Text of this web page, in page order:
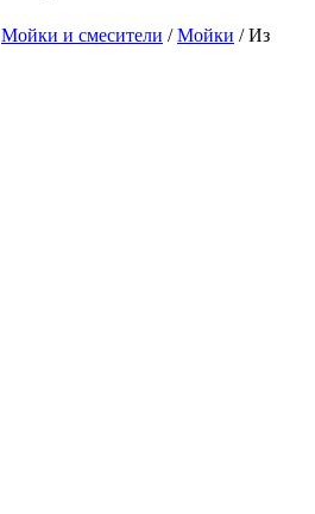
Мойки и смесители /Мойки /Из